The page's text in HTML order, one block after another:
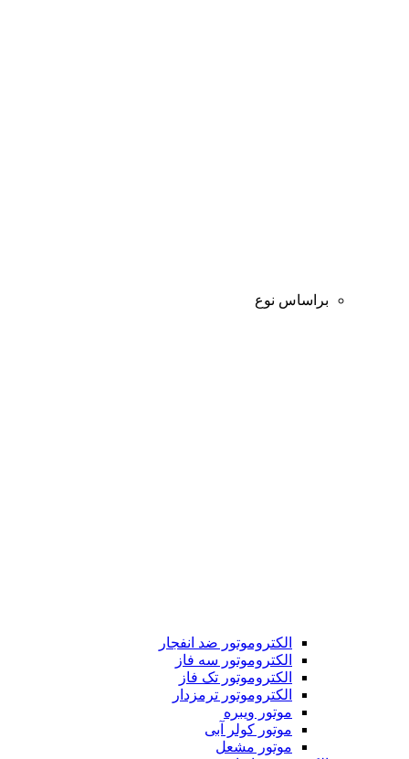
براساس نوع
الکتروموتور ضد انفجار
الکتروموتور سه فاز
الکتروموتور تک فاز
الکتروموتور ترمزدار
موتور ویبره
موتور کولر آبی
موتور مشعل